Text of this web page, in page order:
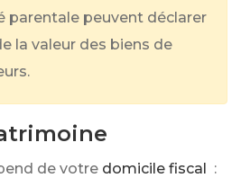
parentale peuvent déclarer
la valeur des biens de
de votre domicile fiscal :